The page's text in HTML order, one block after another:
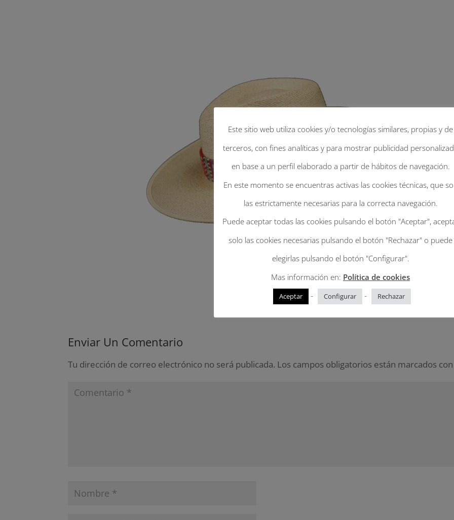
Enviar Un Comentario
Tu dirección de correo electrónico no será publicada. Los campos obligatorios están marcados
Este sitio web utiliza cookies y/o tecnologías similares, propias y de
terceros, con fines analíticas y para mostrar publicidad
en base a un perfil elaborado a partir de hábitos de navegación.
En este momento se encuentras activas las cookies técnicas, que
las estrictamente necesarias para la correcta navegación.
Puede aceptar todas las cookies pulsando el botón "Aceptar",
solo las cookies necesarias pulsando el botón "Rechazar" o puede
elegirlas pulsando el botón "Configurar".
Mas información en: Política de cookies
Aceptar - Configurar - Rechazar